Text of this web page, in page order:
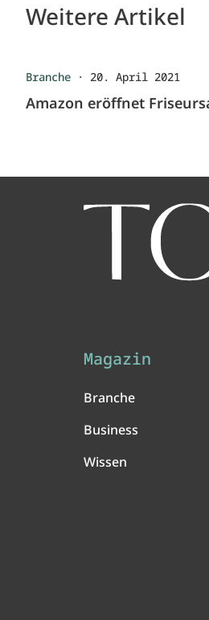
Weitere Artikel
Branche · 20. April 2021
Amazon eröffnet
Magazin
Branche
Business
Wissen